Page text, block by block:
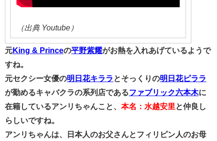
（出典 Youtube）
元King & Princeの平野紫耀がお熱を入れあげているようで
すね。
元セクシー女優の明日花キララ とそっくりの明日花ピララ
が勤めるキャバクラの系列店であるファブリック六本木に
在籍しているアンリちゃんこと、 本名：水越安里と仲良し
らしいですね。
アンリちゃんは、日本人のお父さんとフィリピン人のお母